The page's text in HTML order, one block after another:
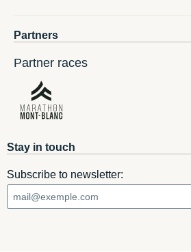
Partners
Partner races
Stay in touch
Subscribe to newsletter: